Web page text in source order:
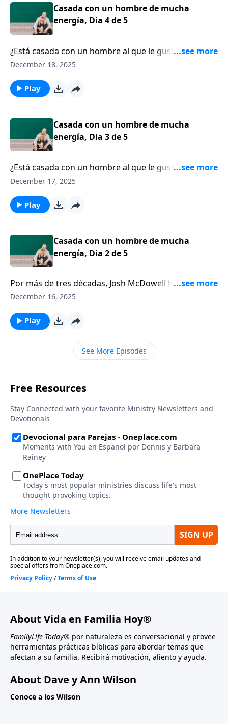
Casada con un hombre de mucha
energía, Dia 4 de 5
¿Está casada con un hombre al que le gusta
mantenerse ocupado? ¿A lo mejor él funciona mejor
¿Se ha visto como alguien que compite por su
tiempo, por su atención y por su afecto?
December 18, 2025
Play
Casada con un hombre de mucha
energía, Dia 3 de 5
¿Está casada con un hombre al que le gusta
mantenerse ocupado? ¿A lo mejor él funciona mejor
¿Se ha visto como alguien que compite por su
tiempo, por su atención y por su afecto?
December 17, 2025
Play
Casada con un hombre de mucha
energía, Dia 2 de 5
Por más de tres décadas, Josh McDowell ha estado
activo en el ministerio como orador, escritor y
evangelio. Imagine cómo sería estar casada con un
hombre tan activo.
December 16, 2025
Play
See More Episodes
About Vida en Familia Hoy®
FamilyLife Today® por naturaleza es conversacional y provee
herramientas prácticas bíblicas para abordar temas que
afectan a su familia. Recibirá motivación, aliento y ayuda.
About Dave y Ann Wilson
Conoce a los Wilson